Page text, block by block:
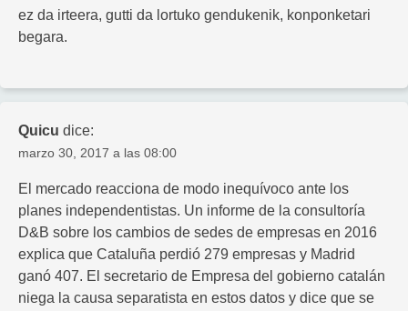
ez da irteera, gutti da lortuko gendukenik, konponketari
begara.
Quicu dice:
marzo 30, 2017 a las 08:00
El mercado reacciona de modo inequívoco ante los
planes independentistas. Un informe de la consultoría
D&B sobre los cambios de sedes de empresas en 2016
explica que Cataluña perdió 279 empresas y Madrid
ganó 407. El secretario de Empresa del gobierno catalán
niega la causa separatista en estos datos y dice que se